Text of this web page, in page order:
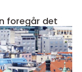
foregår det